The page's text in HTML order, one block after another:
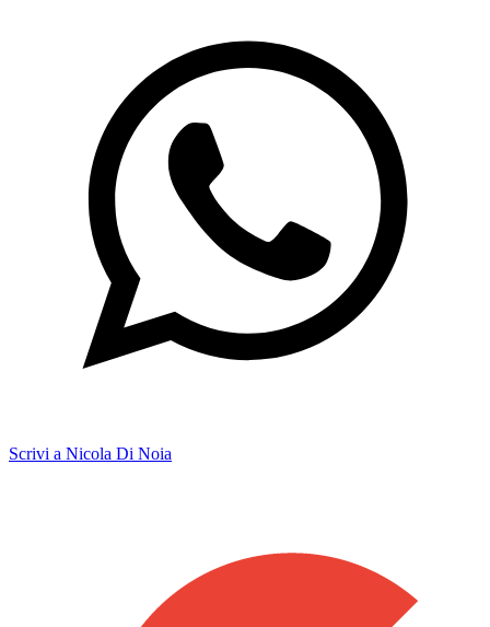
Scrivi a Nicola Di Noia